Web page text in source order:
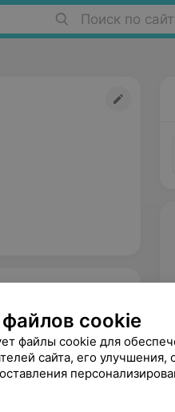
Поиск по
cookie
файлы cookie для
сайта, его улучшения,